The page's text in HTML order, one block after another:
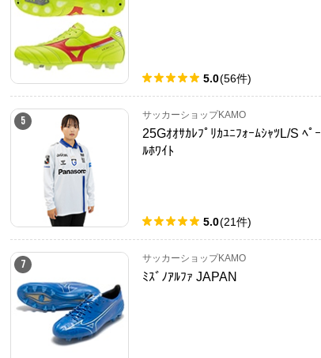
5.0(56件)
5 サッカーショップKAMO
25GｵｵｻｶﾚﾌﾟﾘｶﾕﾆﾌｫｰﾑｼｬﾂL/S ﾍﾟｰ
ﾙﾎﾜｲﾄ
5.0(21件)
7 サッカーショップKAMO
ﾐｽﾞﾉｱﾙﾌｧ JAPAN